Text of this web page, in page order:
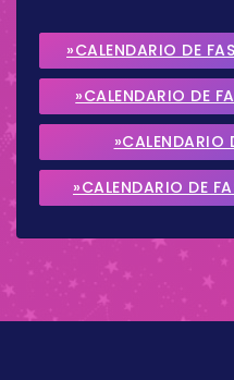
»CALENDARIO DE
»CALENDARIO DE
»CALENDARIO
»CALENDARIO DE